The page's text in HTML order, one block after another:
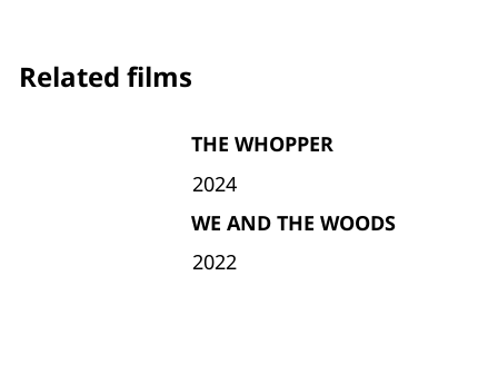
Related films
THE WHOPPER
2024
WE AND THE WOODS
2022